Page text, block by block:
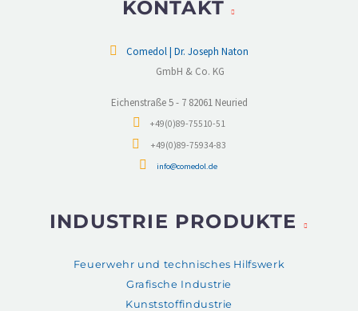
KONTAKT
Comedol | Dr. Joseph Naton
GmbH & Co. KG
Eichenstraße 5 - 7 82061 Neuried
+49(0)89-75510-51
+49(0)89-75934-83
info@comedol.de
INDUSTRIE PRODUKTE
Feuerwehr und technisches Hilfswerk
Grafische Industrie
Kunststoffindustrie